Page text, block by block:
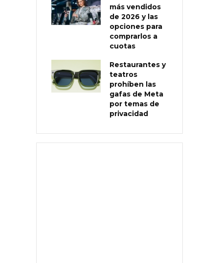
más vendidos
de 2026 y las
opciones para
comprarlos a
cuotas
Restaurantes y
teatros
prohíben las
gafas de Meta
por temas de
privacidad